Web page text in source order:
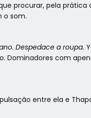
procurar, pela
o som.
Despedace a roupa.
Dominadores com
entre ela e